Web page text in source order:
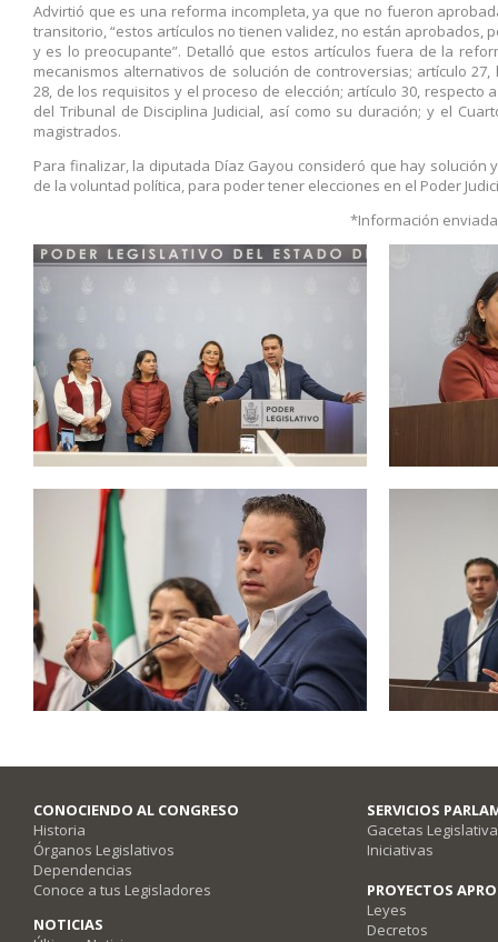
Advirtió que es una reforma incompleta, ya que no fueron
transitorio, “estos artículos no tienen validez, no están aprobados,
y es lo preocupante”. Detalló que estos artículos fuera de la
mecanismos alternativos de solución de controversias; artículo
28, de los requisitos y el proceso de elección; artículo 30, respecto
del Tribunal de Disciplina Judicial, así como su duración; y el
magistrados.
Para finalizar, la diputada Díaz Gayou consideró que hay
de la voluntad política, para poder tener elecciones en el Poder
*Información
CONOCIENDO AL CONGRESO
Historia
Órganos Legislativos
Dependencias
Conoce a tus Legisladores
NOTICIAS
SERVICIOS
Gacetas
Iniciativas
PROYECTOS
Leyes
Decretos